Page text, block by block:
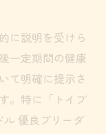
ト
手厚い相談
のサポート
談ができる
に説明を受けら
一定期間の健康
て明確に提示さ
。特に「トイプ
優良ブリーダ